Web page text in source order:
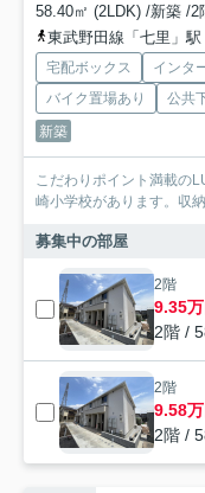
58.40㎡ (2LDK) /新築 /2
東武野田線「七里」
宅配ボックス インタ
バイク置場あり
公共
新築
こだわりポイント満載の
崎小学校があります。収
募集中の部屋
2階
9.35万
2階 /
2階
9.58万
2階 /